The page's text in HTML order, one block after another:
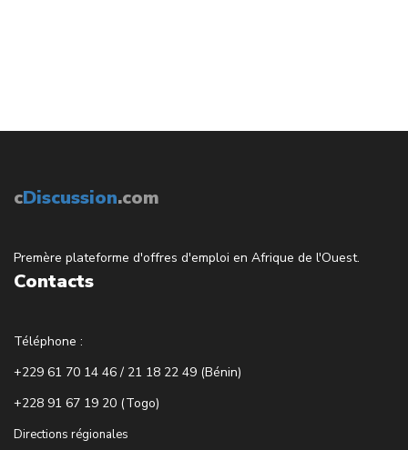
cDiscussion.com
Premère plateforme d'offres d'emploi en Afrique de l'Ouest.
Contacts
Téléphone :
+229 61 70 14 46 / 21 18 22 49 (Bénin)
+228 91 67 19 20 (Togo)
Directions régionales